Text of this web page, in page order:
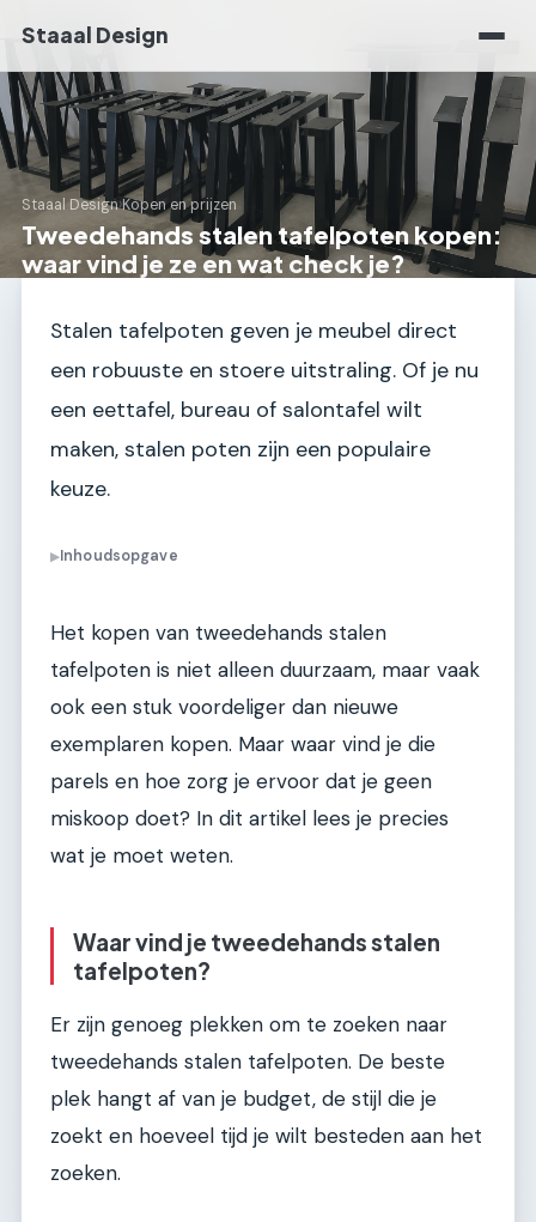
Staaal Design
Staaal Design›Kopen en prijzen
Tweedehands stalen tafelpoten kopen:
waar vind je ze en wat check je?
Stalen tafelpoten geven je meubel direct
een robuuste en stoere uitstraling. Of je nu
een eettafel, bureau of salontafel wilt
maken, stalen poten zijn een populaire
keuze.
▶Inhoudsopgave
Het kopen van tweedehands stalen
tafelpoten is niet alleen duurzaam, maar vaak
ook een stuk voordeliger dan nieuwe
exemplaren kopen. Maar waar vind je die
parels en hoe zorg je ervoor dat je geen
miskoop doet? In dit artikel lees je precies
wat je moet weten.
Waar vind je tweedehands stalen
tafelpoten?
Er zijn genoeg plekken om te zoeken naar
tweedehands stalen tafelpoten. De beste
plek hangt af van je budget, de stijl die je
zoekt en hoeveel tijd je wilt besteden aan het
zoeken.